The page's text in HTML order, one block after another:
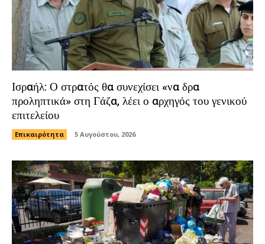
Ισραήλ: Ο στρατός θα συνεχίσει «να δρα
προληπτικά» στη Γάζα, λέει ο αρχηγός του γενικού
επιτελείου
Επικαιρότητα 5 Αυγούστου, 2026